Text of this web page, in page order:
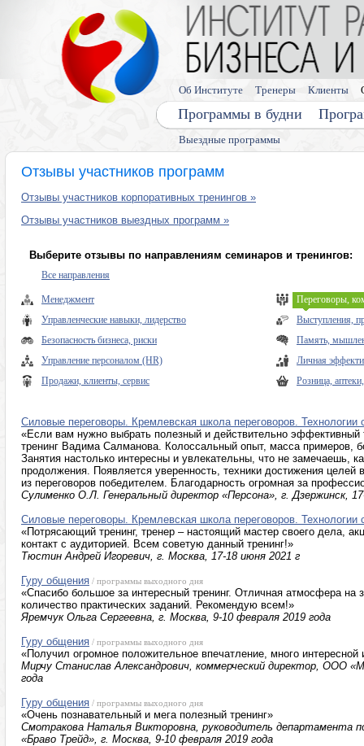
Выездные программы
Программы в будни
Об Институте Тренеры Клиенты
Отзывы участников программ
Отзывы участников корпоративных тренингов »
Отзывы участников выездных программ »
Выберите отзывы по направлениям семинаров и тренингов:
Все направления
Менеджмент
Управленческие навыки, лидерство
Безопасность бизнеса, риски
Управление персоналом (HR)
Продажи, клиенты, сервис
Переговоры,
Выступления,
Память,
Личная
Розница,
Силовые переговоры. Кремлевская школа переговоров. Технологии
«Если вам нужно выбрать полезный и действительно эффективный
тренинг Вадима Салманова. Колоссальный опыт, масса примеров,
Занятия настолько интересны и увлекательны, что не замечаешь,
продолжения. Появляется уверенность, техники достижения целей
из переговоров победителем. Благодарность огромная за
Сулименко О.Л. Генеральный директор «Персона», г. Дзержинск,
Силовые переговоры. Кремлевская школа переговоров. Технологии
«Потрясающий тренинг, тренер – настоящий мастер своего дела,
контакт с аудиторией. Всем советую данный тренинг!»
Тюстин Андрей Игоревич, г. Москва, 17-18 июня 2021 г
Гуру общения / программы выходного дня
«Спасибо большое за интересный тренинг. Отличная атмосфера
количество практических заданий. Рекомендую всем!»
Яремчук Ольга Сергеевна, г. Москва, 9-10 февраля 2019 года
Гуру общения / программы выходного дня
«Получил огромное положительное впечатление, много
Мирчу Станислав Александрович, коммерческий директор, ООО
года
Гуру общения / программы выходного дня
«Очень познавательный и мега полезный тренинг»
Смотракова Наталья Викторовна, руководитель департамента
«Браво Трейд», г. Москва, 9-10 февраля 2019 года